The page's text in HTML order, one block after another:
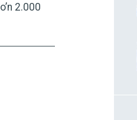
2.000